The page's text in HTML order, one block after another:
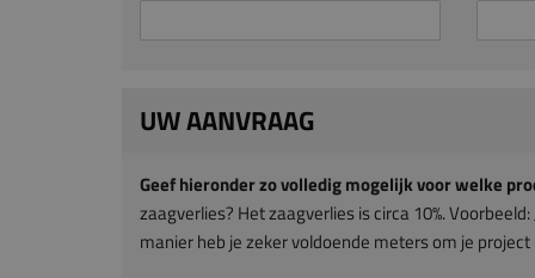
UW AANVRAAG
Geef hieronder zo volledig mogelijk voor welke
zaagverlies? Het zaagverlies is circa 10%.
manier heb je zeker voldoende meters om je